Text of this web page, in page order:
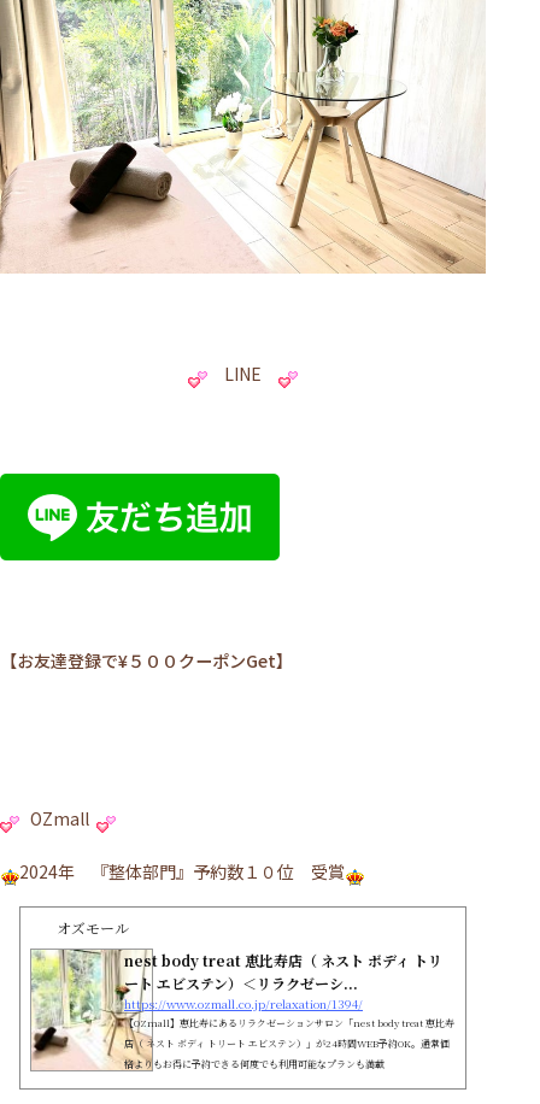
LINE
【お友達登録で¥５００クーポンGet】
OZmall
2024年 『整体部門』予約数１０位 受賞
オズモール
nest body treat 恵比寿店（ ネスト ボディ トリ
ート エビステン）＜リラクゼーシ...
https://www.ozmall.co.jp/relaxation/1394/
【OZmall】恵比寿にあるリラクゼーションサロン「nest body treat 恵比寿
店（ ネスト ボディ トリート エビステン）」が24時間WEB予約OK。通常価
格よりもお得に予約できる何度でも利用可能なプランも満載